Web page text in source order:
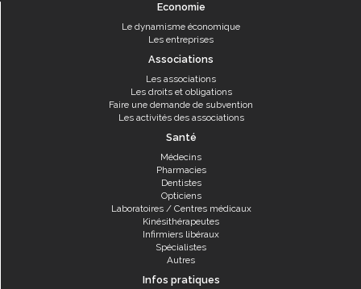
Economie
Le dynamisme économique
Les entreprises
Associations
Les associations
Les droits et obligations
Faire une demande de subvention
Les activités des associations
Santé
Médecins
Pharmacies
Dentistes
Opticiens
Laboratoires / Centres médicaux
Kinésithérapeutes
Infirmiers libéraux
Spécialistes
Autres
Infos pratiques